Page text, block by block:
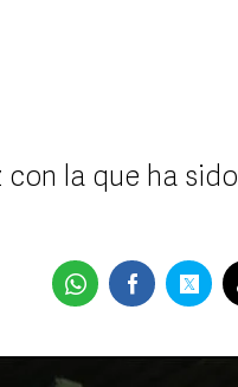
la que ha sido